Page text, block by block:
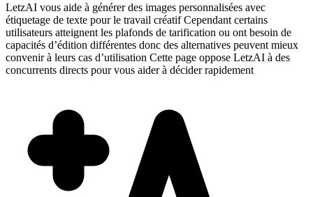
LetzAI vous aide à générer des images personnalisées avec
étiquetage de texte pour le travail créatif Cependant certains
utilisateurs atteignent les plafonds de tarification ou ont besoin de
capacités d’édition différentes donc des alternatives peuvent mieux
convenir à leurs cas d’utilisation Cette page oppose LetzAI à des
concurrents directs pour vous aider à décider rapidement